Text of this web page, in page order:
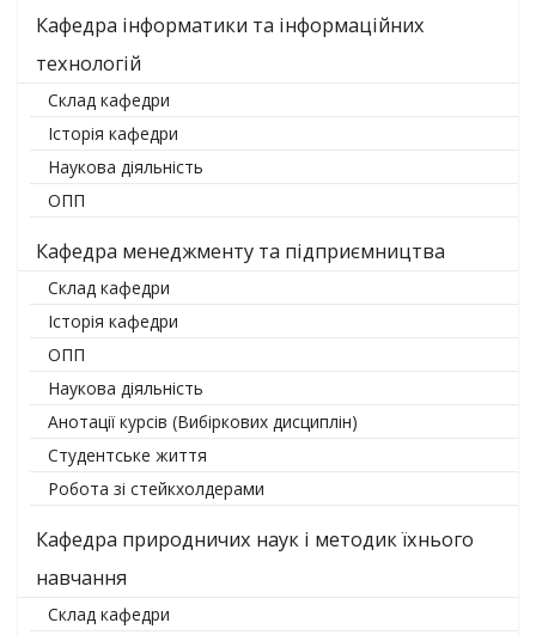
Кафедра інформатики та інформаційних
технологій
Склад кафедри
Історія кафедри
Наукова діяльність
ОПП
Кафедра менеджменту та підприємництва
Склад кафедри
Історія кафедри
ОПП
Наукова діяльність
Анотації курсів (Вибіркових дисциплін)
Студентське життя
Робота зі стейкхолдерами
Кафедра природничих наук і методик їхнього
навчання
Склад кафедри